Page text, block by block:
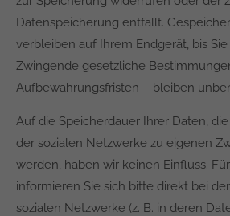
Datenspeicherung entfällt.
verbleiben auf Ihrem Endgerät, bis
Zwingende gesetzliche
Aufbewahrungsfristen – bleiben
Auf die Speicherdauer Ihrer Daten,
der sozialen Netzwerke zu eigenen
werden, haben wir keinen Einfluss.
informieren Sie sich bitte direkt bei
sozialen Netzwerke (z. B. in deren